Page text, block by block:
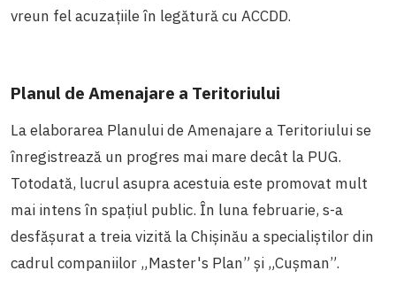
vreun fel acuzațiile în legătură cu ACCDD.
Planul de Amenajare a Teritoriului
La elaborarea Planului de Amenajare a Teritoriului se
înregistrează un progres mai mare decât la PUG.
Totodată, lucrul asupra acestuia este promovat mult
mai intens în spațiul public. În luna februarie, s-a
desfășurat a treia vizită la Chișinău a specialiștilor din
cadrul companiilor „Master's Plan” și „Cușman”.